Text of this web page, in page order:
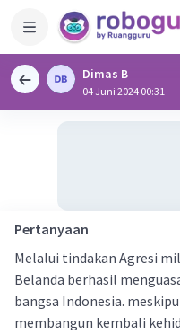
Dimas B
04 Juni 2024 00:31
Pertanyaan
Melalui tindakan Agresi
Belanda berhasil
bangsa Indonesia.
membangun kembali